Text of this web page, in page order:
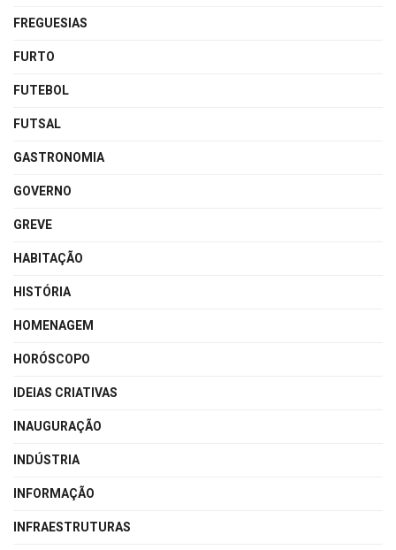
FREGUESIAS
FURTO
FUTEBOL
FUTSAL
GASTRONOMIA
GOVERNO
GREVE
HABITAÇÃO
HISTÓRIA
HOMENAGEM
HORÓSCOPO
IDEIAS CRIATIVAS
INAUGURAÇÃO
INDÚSTRIA
INFORMAÇÃO
INFRAESTRUTURAS